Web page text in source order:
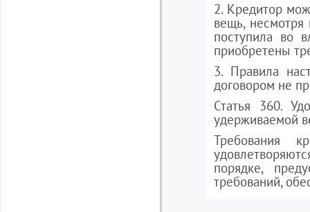
2. Кредитор
вещь, несмотря
поступила во
приобретены
3. Правила
договором не
Статья 360.
удерживаемой
Требования
порядке,
требований,